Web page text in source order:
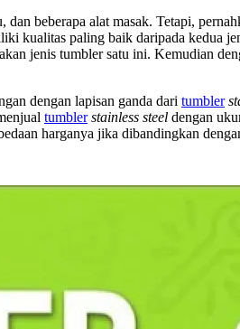
beberapa alat masak. Tetapi,
kualitas paling baik daripada kedua
jenis tumbler satu ini. Kemudian
dengan lapisan ganda dari tumbler
tumbler stainless steel dengan
harganya jika dibandingkan